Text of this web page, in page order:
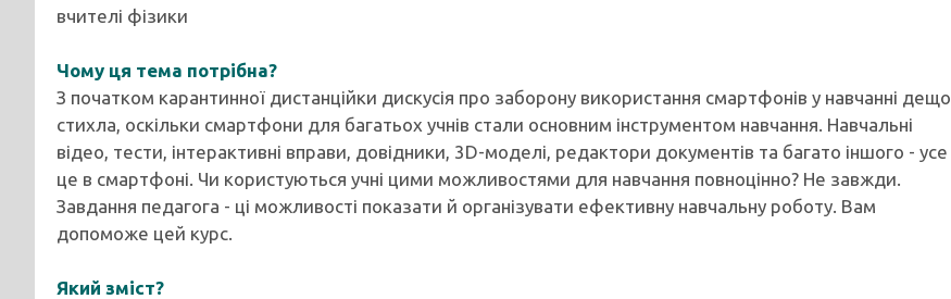
вчителі фізики
Чому ця тема потрібна?
З початком карантинної дистанційки дискусія про заборону використання смартфонів у навчанні дещо
стихла, оскільки смартфони для багатьох учнів стали основним інструментом навчання. Навчальні
відео, тести, інтерактивні вправи, довідники, 3D-моделі, редактори документів та багато іншого - усе
це в смартфоні. Чи користуються учні цими можливостями для навчання повноцінно? Не завжди.
Завдання педагога - ці можливості показати й організувати ефективну навчальну роботу. Вам
допоможе цей курс.
Який зміст?